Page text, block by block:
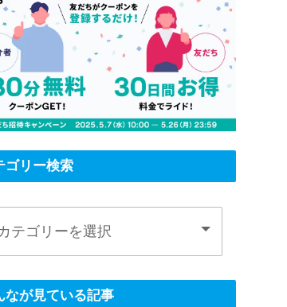
ゴリー検索
なが見ている記事